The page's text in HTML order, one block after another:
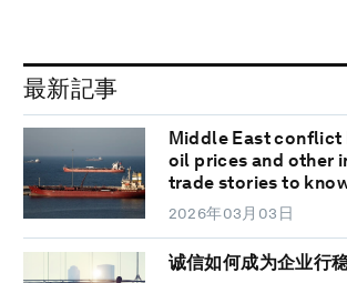
最新記事
Middle East conflict
oil prices and other
trade stories to
2026年03月03日
诚信如何成为企业行